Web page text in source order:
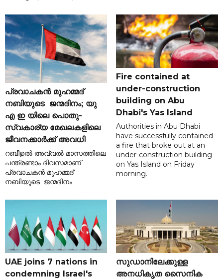
പ്രവാചകൻ മുഹമ്മദ്
നബിയുടെ ജന്മദിനം; യു
എ ഇ യിലെ പൊതു-
സ്വകാര്യ മേഖലകളിലെ
ജീവനക്കാർക്ക് അവധി
റബീഉൽ അവ്വൽ മാസത്തിലെ
പന്ത്രണ്ടാം ദിവസമാണ്
പ്രവാചകൻ മുഹമ്മദ്
നബിയുടെ ജന്മദിനം
Fire contained at
under-construction
building on Abu
Dhabi's Yas Island
Authorities in Abu Dhabi
have successfully contained
a fire that broke out at an
under-construction building
on Yas Island on Friday
morning.
UAE joins 7 nations in
condemning Israel's
സുഡാനിലേക്കുള്ള
അനധികൃത സൈനിക